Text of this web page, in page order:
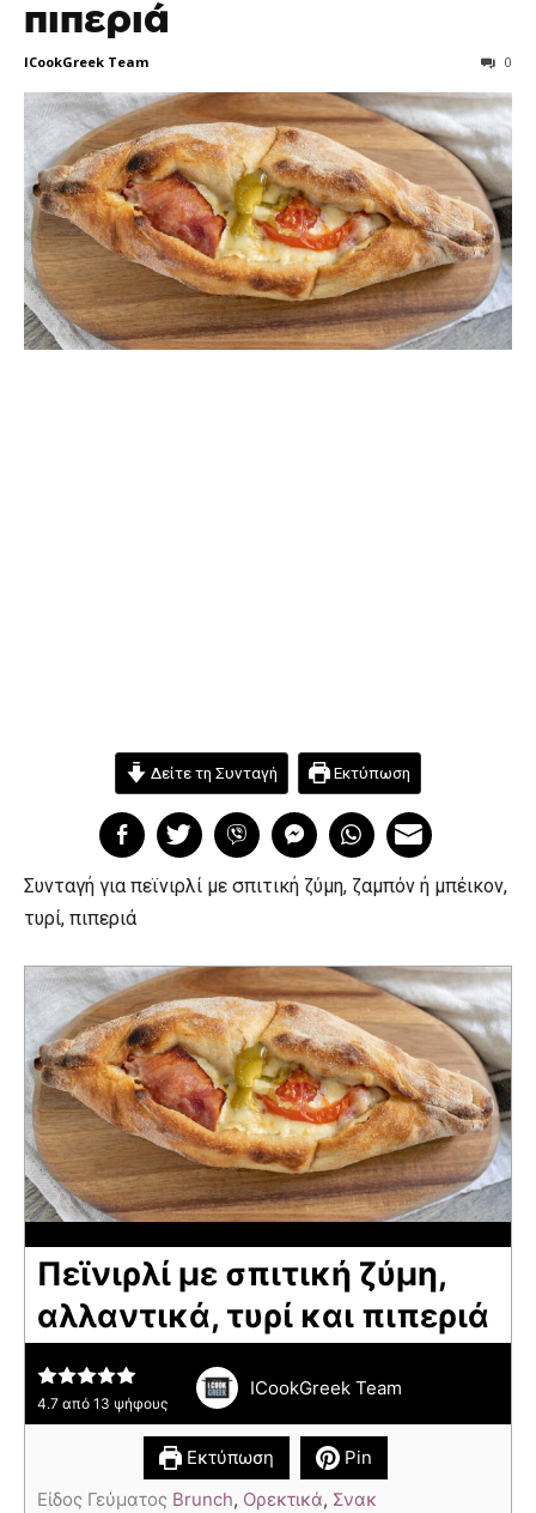
πιπεριά
ICookGreek Team 0
Δείτε τη Συνταγή Εκτύπωση
Συνταγή για πεϊνιρλί με σπιτική ζύμη, ζαμπόν ή μπέικον,
τυρί, πιπεριά
Πεϊνιρλί με σπιτική ζύμη,
αλλαντικά, τυρί και πιπεριά
4.7 από 13 ψήφους
ICookGreek Team
Εκτύπωση
Pin
Είδος Γεύματος Brunch, Ορεκτικά, Σνακ